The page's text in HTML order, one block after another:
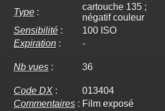
Type :
cartouche 135 ;
négatif couleur
Sensibilité :
100 ISO
Expiration : -
Nb vues : 36
Code DX :
013404
Commentaires : Film exposé